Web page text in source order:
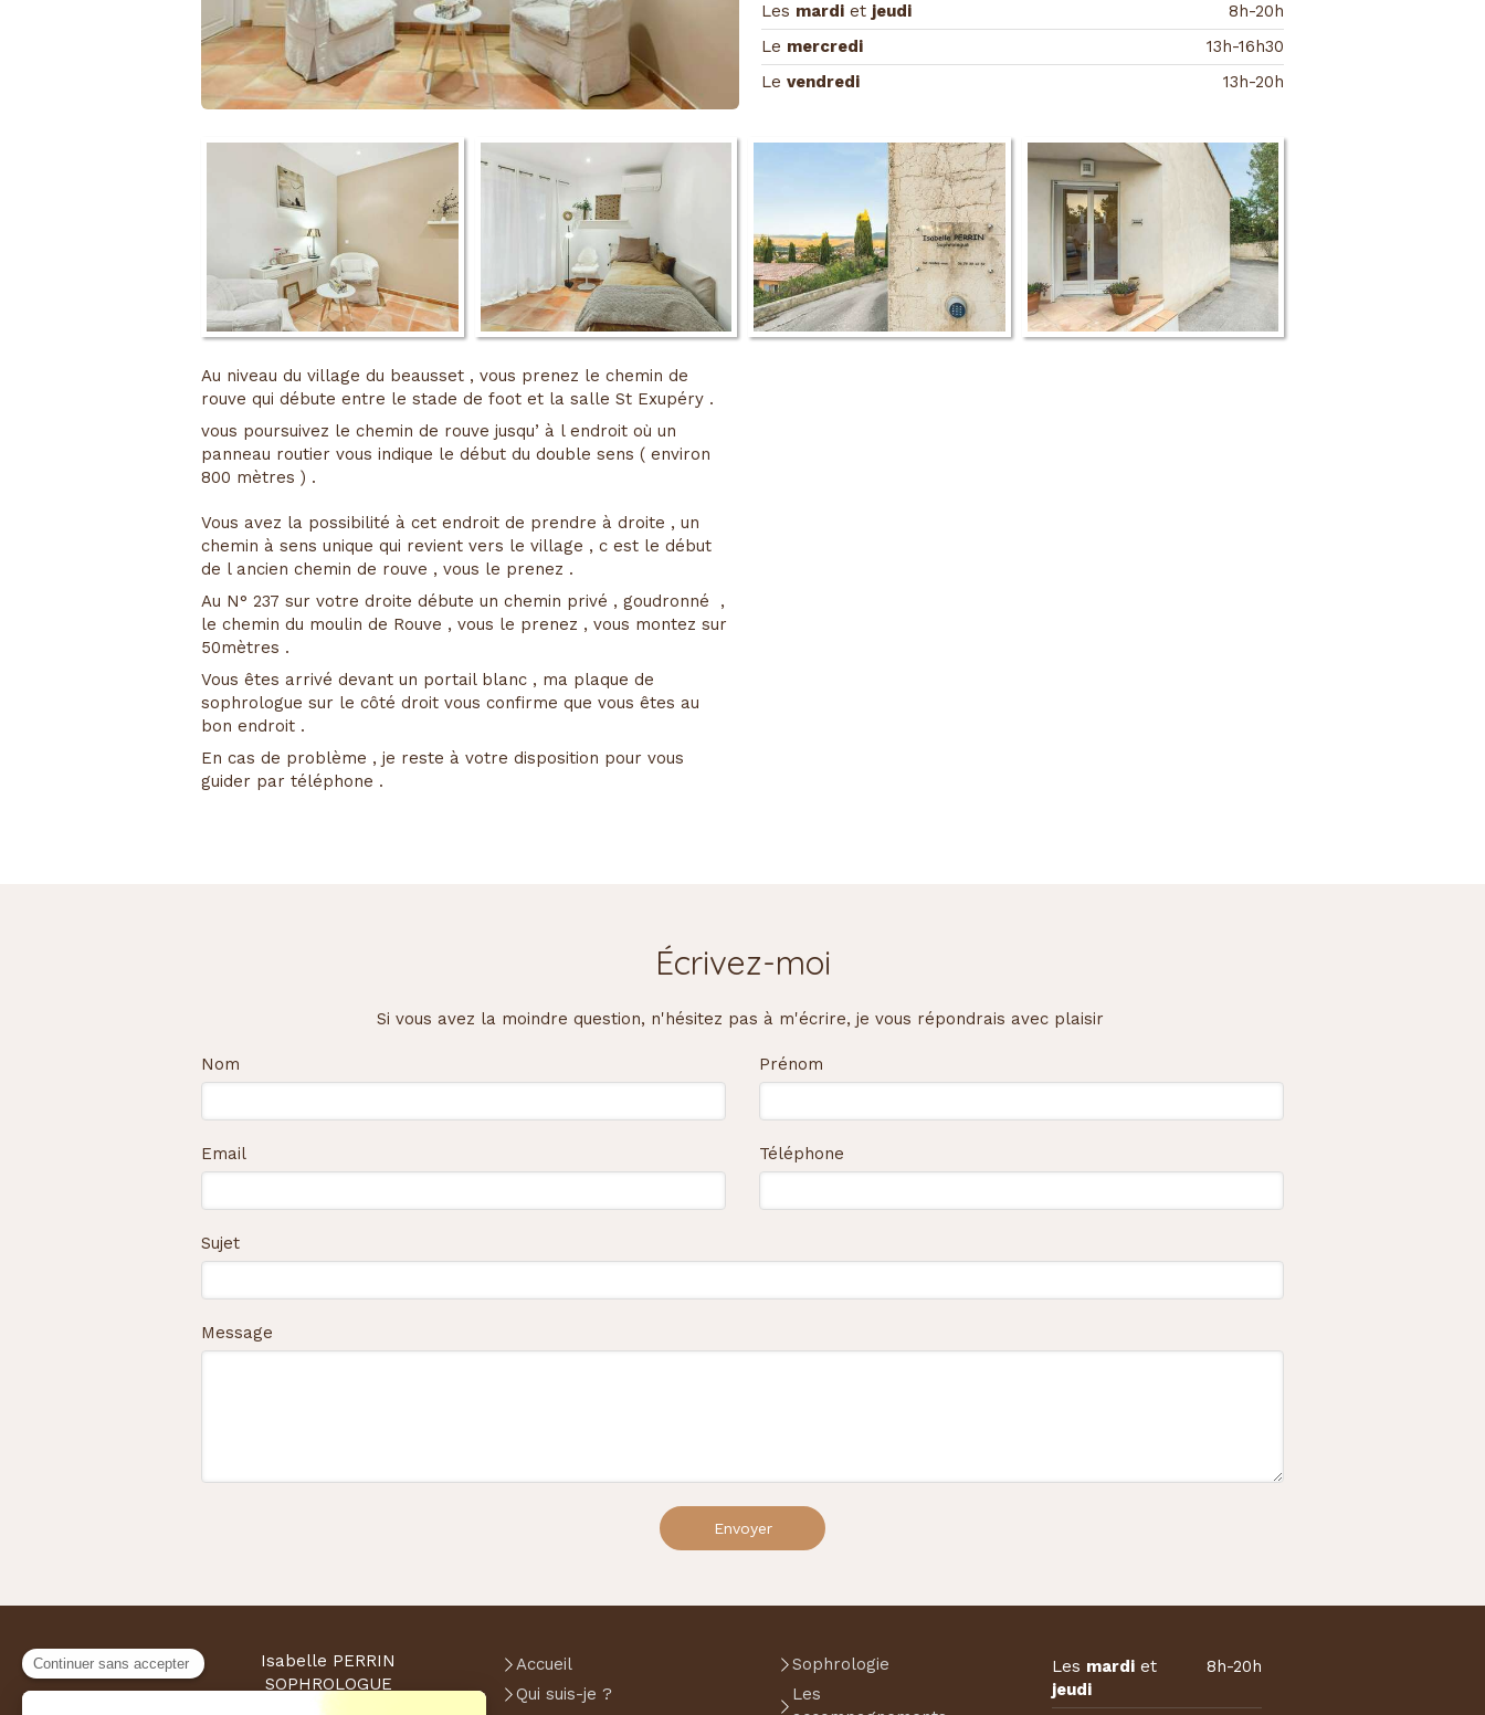
Les mardi et jeudi
8h-20h
Le mercredi
13h-16h30
Le vendredi 13h-20h
Au niveau du village du beausset , vous prenez le chemin de
rouve qui débute entre le stade de foot et la salle St Exupéry .
vous poursuivez le chemin de rouve jusqu’ à l endroit où un
panneau routier vous indique le début du double sens ( environ
800 mètres ) .
Vous avez la possibilité à cet endroit de prendre à droite , un
chemin à sens unique qui revient vers le village , c est le début
de l ancien chemin de rouve , vous le prenez .
Au N° 237 sur votre droite débute un chemin privé , goudronné ,
le chemin du moulin de Rouve , vous le prenez , vous montez sur
50mètres .
Vous êtes arrivé devant un portail blanc , ma plaque de
sophrologue sur le côté droit vous confirme que vous êtes au
bon endroit .
En cas de problème , je reste à votre disposition pour vous
guider par téléphone .
Écrivez-moi
Si vous avez la moindre question, n'hésitez pas à m'écrire, je vous répondrais avec plaisir
Nom Prénom
Email Téléphone
Sujet
Message
Envoyer
Isabelle PERRIN
SOPHROLOGUE
Accueil
Qui suis-je ?
Sophrologie
Les
Les mardi et
jeudi
8h-20h